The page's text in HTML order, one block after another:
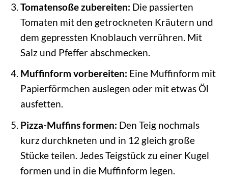
Tomatensoße zubereiten: Die passierten
Tomaten mit den getrockneten Kräutern und
dem gepressten Knoblauch verrühren. Mit
Salz und Pfeffer abschmecken.
Muffinform vorbereiten: Eine Muffinform mit
Papierförmchen auslegen oder mit etwas Öl
ausfetten.
Pizza-Muffins formen: Den Teig nochmals
kurz durchkneten und in 12 gleich große
Stücke teilen. Jedes Teigstück zu einer Kugel
formen und in die Muffinform legen.